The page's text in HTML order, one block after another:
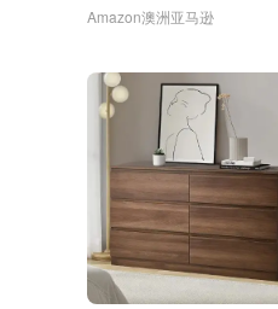
Amazon澳洲亚马逊